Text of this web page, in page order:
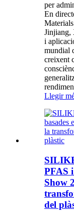
per
En
Jinjiang,
i
mundial
creixent
Llegir
PFAS
Show
del